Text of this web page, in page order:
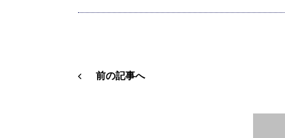
前の記事へ